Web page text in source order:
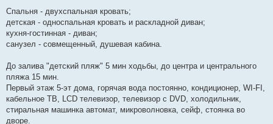
е
и
е
Спальня - двухспальная кровать;
детская - односпальная кровать и раскладной диван;
кухня-гостинная - диван;
санузел - совмещенный, душевая кабина.
До залива "детский пляж" 5 мин ходьбы, до центра и центрального
пляжа 15 мин.
Первый этаж 5-эт дома, горячая вода постоянно, кондиционер, WI-FI,
кабельное ТВ, LCD телевизор, телевизор с DVD, холодильник,
стиральная машинка автомат, микроволновка, сейф, стоянка во
дворе.